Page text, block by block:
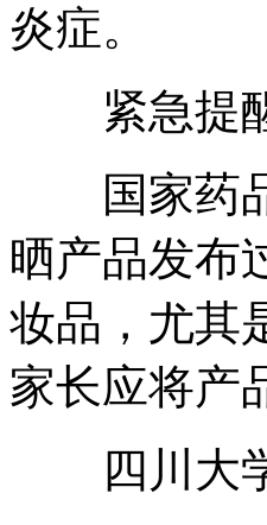
炎症。
紧急提醒
国家药品
晒产品发布
妆品，尤其
家长应将产
四川大学